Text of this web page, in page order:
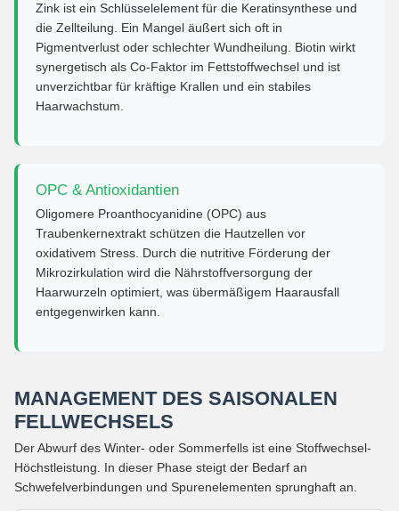
Zink ist ein Schlüsselelement für die Keratinsynthese und
die Zellteilung. Ein Mangel äußert sich oft in
Pigmentverlust oder schlechter Wundheilung. Biotin wirkt
synergetisch als Co-Faktor im Fettstoffwechsel und ist
unverzichtbar für kräftige Krallen und ein stabiles
Haarwachstum.
OPC & Antioxidantien
Oligomere Proanthocyanidine (OPC) aus
Traubenkernextrakt schützen die Hautzellen vor
oxidativem Stress. Durch die nutritive Förderung der
Mikrozirkulation wird die Nährstoffversorgung der
Haarwurzeln optimiert, was übermäßigem Haarausfall
entgegenwirken kann.
MANAGEMENT DES SAISONALEN
FELLWECHSELS
Der Abwurf des Winter- oder Sommerfells ist eine Stoffwechsel-
Höchstleistung. In dieser Phase steigt der Bedarf an
Schwefelverbindungen und Spurenelementen sprunghaft an.